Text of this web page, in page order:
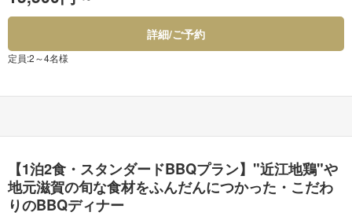
詳細/ご予約
定員:2～4名様
【1泊2食・スタンダードBBQプラン】"近江地鶏"や
地元滋賀の旬な食材をふんだんにつかった・こだわ
りのBBQディナー